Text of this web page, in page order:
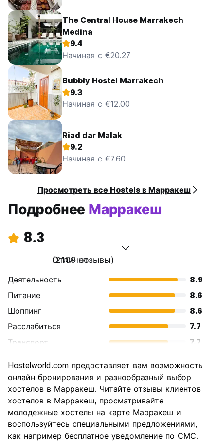
The Central House Marrakech
Medina
9.4
Начиная с €20.27
Bubbly Hostel Marrakech
9.3
Начиная с €12.00
Riad dar Malak
9.2
Начиная с €7.60
Просмотреть все Hostels в Марракеш
Подробнее Марракеш
8.3
Отлично
(2109 отзывы)
Деятельность
8.9
Питание
8.6
Шоппинг
8.6
Расслабиться
7.7
Транспорт
7.7
достопримечательностей
8.7
Культура
9.1
Ночная жизнь
Соотношение цены и
качества
8.8
Hostelworld.com предоставляет вам возможность
онлайн бронирования и разнообразный выбор
хостелов в Марракеш. Читайте отзывы клиентов
хостелов в Марракеш, просматривайте
молодежные хостелы на карте Марракеш и
воспользуйтесь специальными предложениями,
как например бесплатное уведомление по СМС.